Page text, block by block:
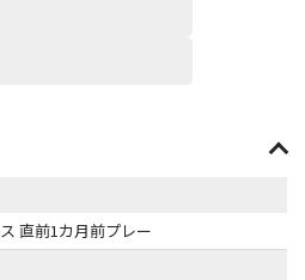
直前1カ月前プレー